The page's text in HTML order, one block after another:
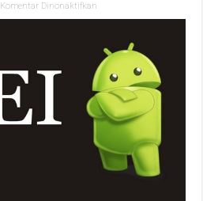
Komentar Dinonaktifkan
Android
hilang
Agar
Bisa
Kembali
Lagi